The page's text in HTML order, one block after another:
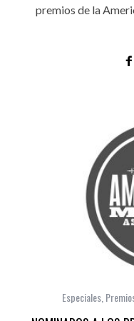
premios de la
Especiales